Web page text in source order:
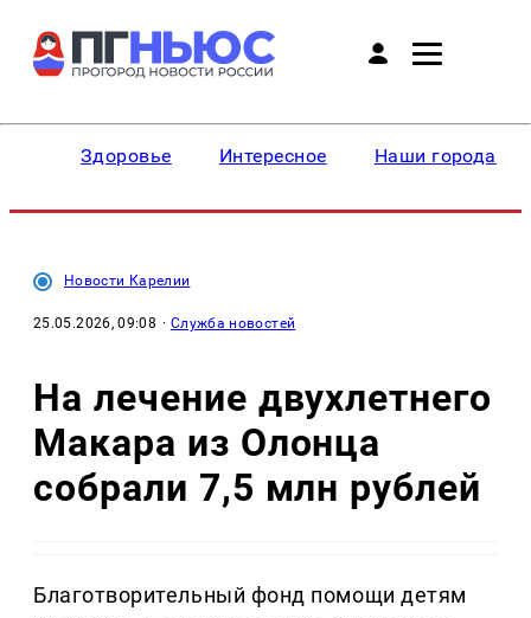
Здоровье Интересное Наши города
Новости Карелии
25.05.2026, 09:08 · Служба новостей
На лечение двухлетнего
Макара из Олонца
собрали 7,5 млн рублей
Благотворительный фонд помощи детям